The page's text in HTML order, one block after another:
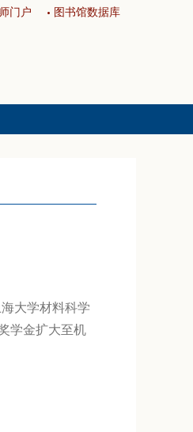
门户 图书馆数据库
大学材料科学
学金扩大至机